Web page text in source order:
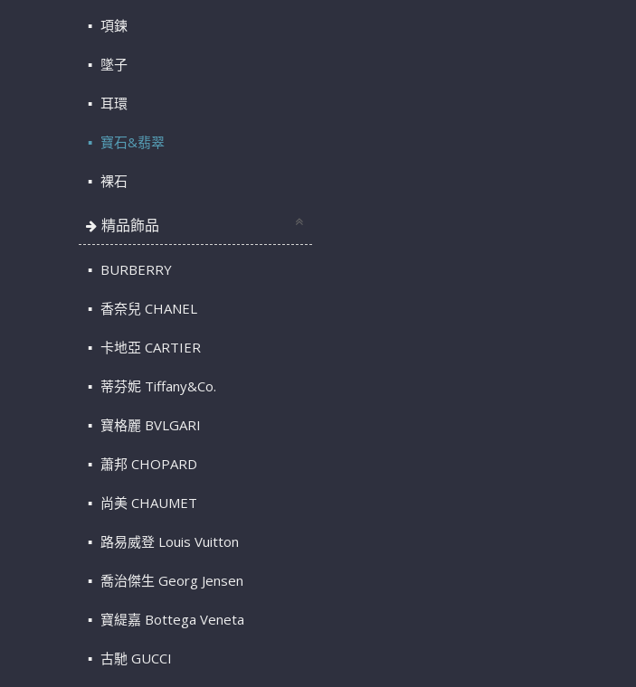
項鍊
墜子
耳環
寶石&翡翠
裸石
精品飾品
BURBERRY
香奈兒 CHANEL
卡地亞 CARTIER
蒂芬妮 Tiffany&Co.
寶格麗 BVLGARI
蕭邦 CHOPARD
尚美 CHAUMET
路易威登 Louis Vuitton
喬治傑生 Georg Jensen
寶緹嘉 Bottega Veneta
古馳 GUCCI